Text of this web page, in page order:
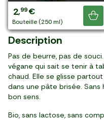
3,99€
pièce (275 g)
4,19€
pièce (250 g)
4,39€
pièce (250 g)
3,99€
pièce (250 g)
3,69€
pièce (250 g)
3,19€
pièce (250 g)
3,29€
pièce (250 g)
3,89€
pièce (250 g)
6,99€
pièce (500 g)
4,29€
pièce (250 g)
3,79€
pièce (250 g)
2,99€
bouteille (250 ml)
Je découvre
Description
Pas de beurre, pas de
végane qui sait se tenir à
chaud. Elle se glisse
dans une pâte brisée.
bon sens.
Bio, sans lactose, sans